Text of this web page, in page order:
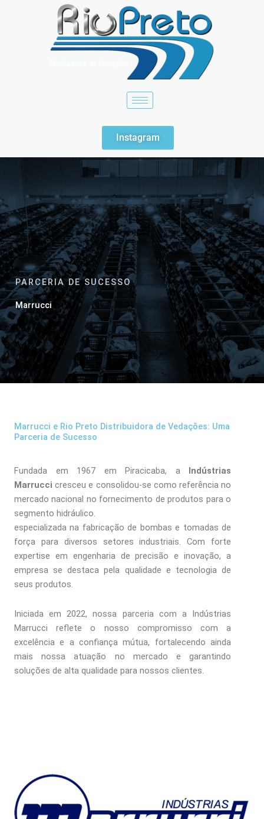
Instagram
PARCERIA DE SUCESSO
Marrucci
Marrucci e Rio Preto Distribuidora de Vedações: Uma
Parceria de Sucesso
Fundada em 1967 em Piracicaba, a Indústrias
Marrucci cresceu e consolidou-se como referência no
mercado nacional no fornecimento de produtos para o
segmento hidráulico.
especializada na fabricação de bombas e tomadas de
força para diversos setores industriais. Com forte
expertise em engenharia de precisão e inovação, a
empresa se destaca pela qualidade e tecnologia de
seus produtos.
Iniciada em 2022, nossa parceria com a Indústrias
Marrucci reflete o nosso compromisso com a
excelência e a confiança mútua, fortalecendo ainda
mais nossa atuação no mercado e garantindo
soluções de alta qualidade para nossos clientes.